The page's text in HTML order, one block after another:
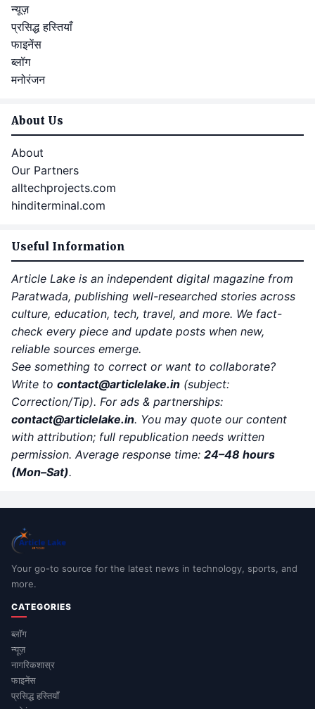
न्यूज़
प्रसिद्ध हस्तियाँ
फाइनेंस
ब्लॉग
मनोरंजन
About Us
About
Our Partners
alltechprojects.com
hinditerminal.com
Useful Information
Article Lake is an independent digital magazine from
Paratwada, publishing well-researched stories across
culture, education, tech, travel, and more. We fact-
check every piece and update posts when new,
reliable sources emerge.
See something to correct or want to collaborate?
Write to contact@articlelake.in (subject:
Correction/Tip). For ads & partnerships:
contact@articlelake.in. You may quote our content
with attribution; full republication needs written
permission. Average response time: 24–48 hours
(Mon–Sat).
Your go-to source for the latest news in technology, sports, and
more.
CATEGORIES
ब्लॉग
न्यूज़
नागरिकशास्र
फाइनेंस
प्रसिद्ध हस्तियाँ